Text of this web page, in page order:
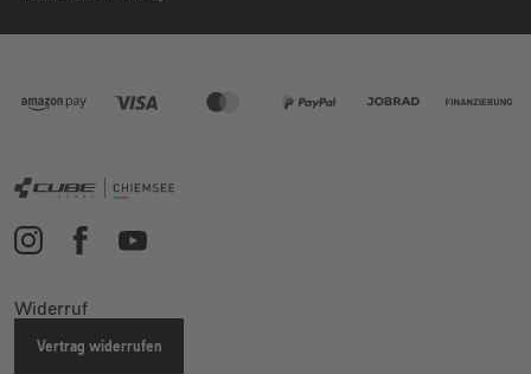
Widerruf
Vertrag widerrufen